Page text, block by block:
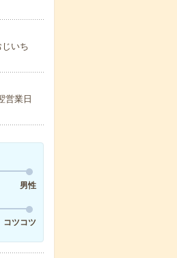
いち
営業日
男性
コツコツ